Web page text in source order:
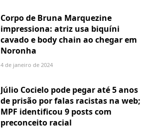
Corpo de Bruna Marquezine
impressiona: atriz usa biquíni
cavado e body chain ao chegar em
Noronha
4 de janeiro de 2024
Júlio Cocielo pode pegar até 5 anos
de prisão por falas racistas na web;
MPF identificou 9 posts com
preconceito racial